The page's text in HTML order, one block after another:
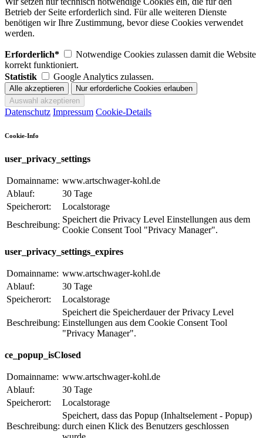
Betrieb der Seite erforderlich sind. Für alle weiteren Dienste
benötigen wir Ihre Zustimmung, bevor diese Cookies verwendet
werden.
Erforderlich*
Notwendige Cookies zulassen damit die Website
korrekt funktioniert.
Statistik
Google Analytics zulassen.
Datenschutz Impressum Cookie-Details
Cookie-Info
user_privacy_settings
Domainname: www.artschwager-kohl.de
Ablauf:
30 Tage
Speicherort:
Localstorage
Beschreibung:
Speichert die Privacy Level Einstellungen aus dem
Cookie Consent Tool "Privacy Manager".
user_privacy_settings_expires
Domainname: www.artschwager-kohl.de
Ablauf:
30 Tage
Speicherort:
Localstorage
Beschreibung:
Speichert die Speicherdauer der Privacy Level
Einstellungen aus dem Cookie Consent Tool
"Privacy Manager".
ce_popup_isClosed
Domainname: www.artschwager-kohl.de
Ablauf:
30 Tage
Speicherort:
Localstorage
Beschreibung:
Speichert, dass das Popup (Inhaltselement - Popup)
durch einen Klick des Benutzers geschlossen